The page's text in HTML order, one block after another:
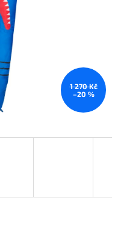
1 270 Kč
–20 %